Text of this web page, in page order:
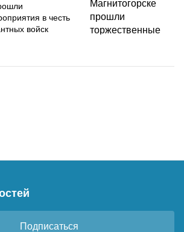
в честь
войск
Подписаться